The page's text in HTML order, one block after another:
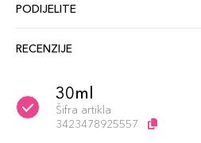
PODIJELITE
RECENZIJE
30ml
Šifra artikla
3423478925557